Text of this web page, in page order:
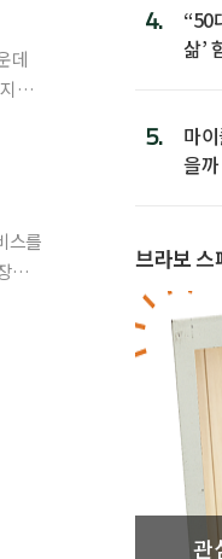
데
스를
4.
“50
삶’
5.
마
을까
브라보 스
관